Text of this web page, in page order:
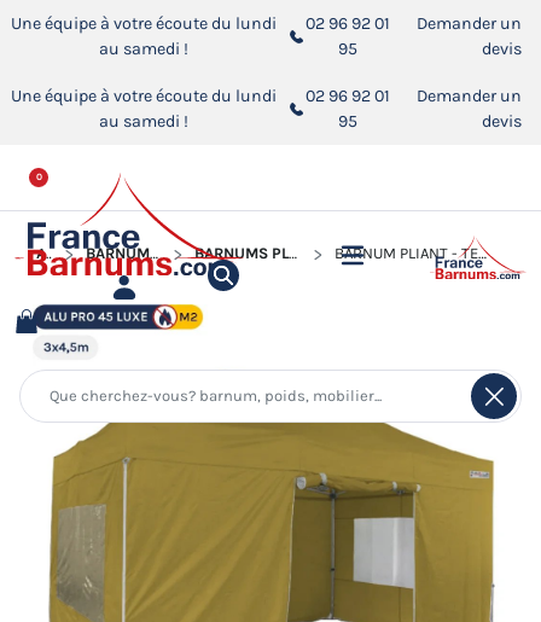
Une équipe à votre écoute du lundi
au samedi !
02 96 92 01
95
Demander un
devis
Une équipe à votre écoute du lundi
au samedi !
02 96 92 01
95
Demander un
devis
0
ACCUEIL BARNUMS PLIANTS ALUMINIUM PRO 45 LUXE M2 BARNUMS PLIANTS ALUMINIUM PRO 45 LUXE M2 AVEC FENÊTRES BARNUM PLIANT - TENTE PLIANTE ALU PRO 45 LUXE M2 3MX4,5M VERT DORÉ + PACK FENÊTRES 380GR/M²